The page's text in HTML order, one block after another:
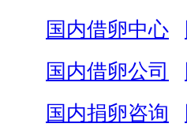
国内借卵中心
国内借卵公司
国内捐卵咨询